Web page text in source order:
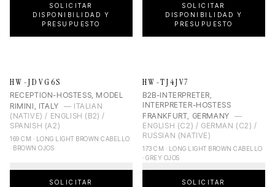
SOLICITAR
DISPONIBILIDAD Y
PRESUPUESTO
SOLICITAR
DISPONIBILIDAD Y
PRESUPUESTO
HW-JDVG6S
RECEPTION-HOSTESS, MODEL
RIMINI, ITALY — ITALIAN
(NATIVE) / ENGLISH (B2) /
SPANISH (A2)
169 CM · LONG LIGHT BROWN CABELLO
· BROWN OJOS
SOLICITAR
HW-TJ4JV7
B2B-INTERPRETER,
INTERPRETER-HOSTESS
FRANKFURT, GERMANY —
ENGLISH (C2) / GERMAN (C2) /
RUSSIAN (NATIVE)
173 CM · LONG LIGHT BROWN CABELLO
· GREY OJOS
SOLICITAR